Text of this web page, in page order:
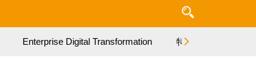
Enterprise Digital Transformation 特集